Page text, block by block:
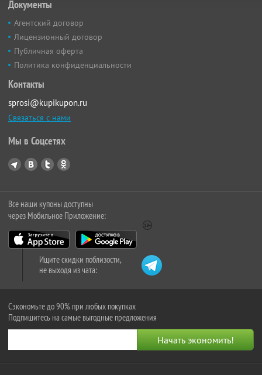
Документы
Агентский договор
Лицензионный договор
Публичная оферта
Политика конфиденциальности
Контакты
sprosi@kupikupon.ru
Связаться с нами
Мы в Соцсетях
Все наши купоны доступны
через Мобильное Приложение:
Ищите скидки поблизости,
не выходя из чата:
Сэкономьте до 90% при любых покупках
Подпишитесь на самые выгодные предложения